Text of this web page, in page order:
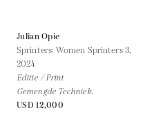
Julian Opie
Sprinters: Women Sprinters 3,
2024
Editie / Print
Gemengde Techniek.
USD 12,000